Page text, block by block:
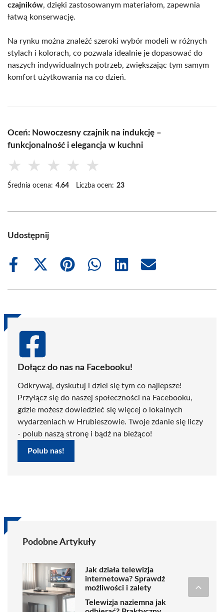
czajników, dzięki zastosowanym materiałom, zapewnia
łatwą konserwację.
Na rynku można znaleźć szeroki wybór modeli w różnych
stylach i kolorach, co pozwala idealnie je dopasować do
naszych indywidualnych potrzeb, zwiększając tym samym
komfort użytkowania na co dzień.
Oceń: Nowoczesny czajnik na indukcję –
funkcjonalność i elegancja w kuchni
★ ★ ★ ★ ★
Średnia ocena: 4.64 Liczba ocen: 23
Udostępnij
Share
Share
(Twitter)
Share
Share
Share
Share
Dołącz do nas na Facebooku!
Odkrywaj, dyskutuj i dziel się tym co najlepsze!
Przyłącz się do naszej społeczności na Facebooku,
gdzie możesz dowiedzieć się więcej o lokalnych
wydarzeniach w Hrubieszowie. Twoje zdanie się liczy
- polub naszą stronę i bądź na bieżąco!
Polub nas!
Podobne Artykuły
Jak działa telewizja
internetowa? Sprawdź
możliwości i zalety
Telewizja naziemna jak